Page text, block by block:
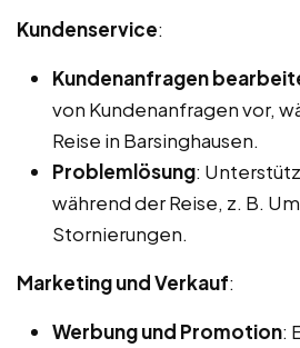
Kundenservice:
Kundenanfragen
von Kundenanfragen vor,
Reise in Barsinghausen.
Problemlösung:
während der Reise, z. B.
Stornierungen.
Marketing und Verkauf:
Werbung und Promotion: